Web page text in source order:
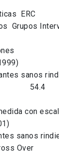
ERC
Grupos
sanos
54.4
con
sanos
Over